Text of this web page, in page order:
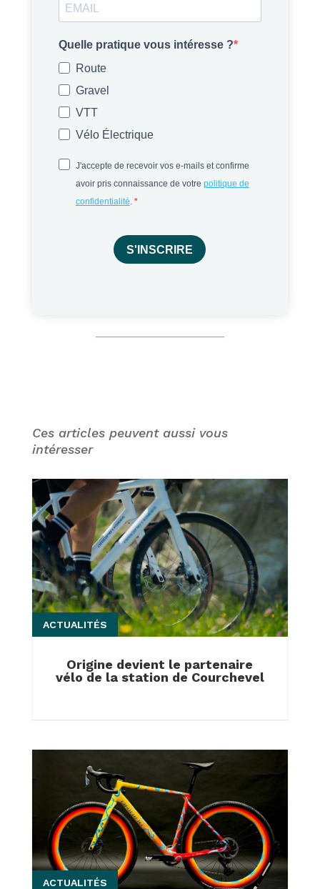
Quelle pratique vous intéresse ?
Route
Gravel
VTT
Vélo Électrique
J'accepte de recevoir vos e-mails et confirme
avoir pris connaissance de votre politique de
confidentialité.
S'INSCRIRE
Ces articles peuvent aussi vous
intéresser
Origine devient le partenaire
vélo de la station de Courchevel
ACTUALITÉS
ACTUALITÉS